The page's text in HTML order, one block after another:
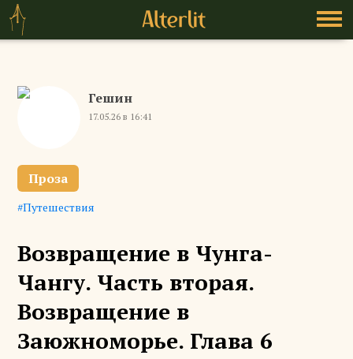
Гешин
17.05.26 в 16:41
Проза
Путешествия
Возвращение в Чунга-
Чангу. Часть вторая.
Возвращение в
Заюжноморье. Глава 6